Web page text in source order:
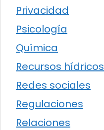
Privacidad
Psicología
Química
Recursos hídricos
Redes sociales
Regulaciones
Relaciones